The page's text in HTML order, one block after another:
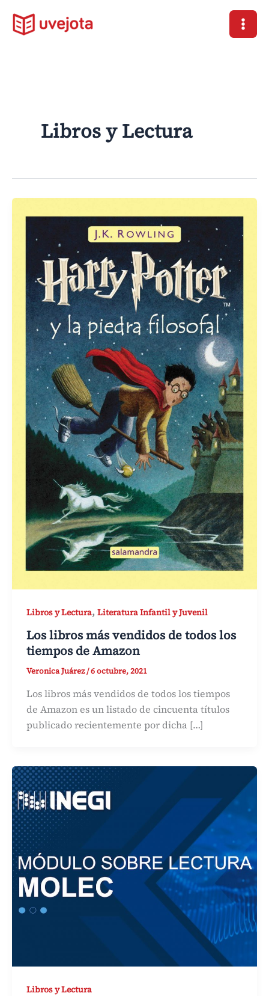
contenido
Libros y Lectura
Libros y Lectura, Literatura Infantil y Juvenil
Los libros más vendidos de todos los
tiempos de Amazon
Veronica Juárez/6 octubre, 2021
Los libros más vendidos de todos los tiempos
de Amazon es un listado de cincuenta títulos
publicado recientemente por dicha […]
Libros y Lectura